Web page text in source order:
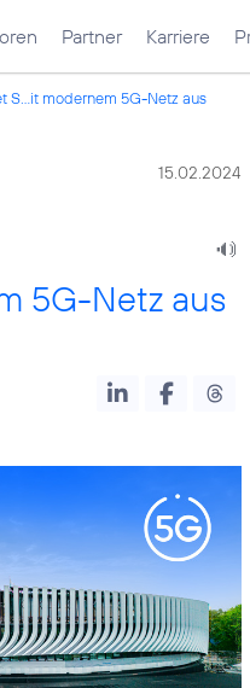
Partner Karriere
S...it modernem 5G-Netz aus
15.02.2024
5G-Netz aus